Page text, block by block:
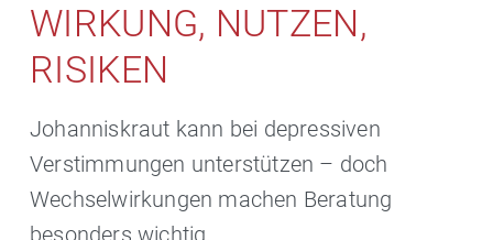
WIRKUNG, NUTZEN,
RISIKEN
Johanniskraut kann bei depressiven
Verstimmungen unterstützen – doch
Wechselwirkungen machen Beratung
besonders wichtig.